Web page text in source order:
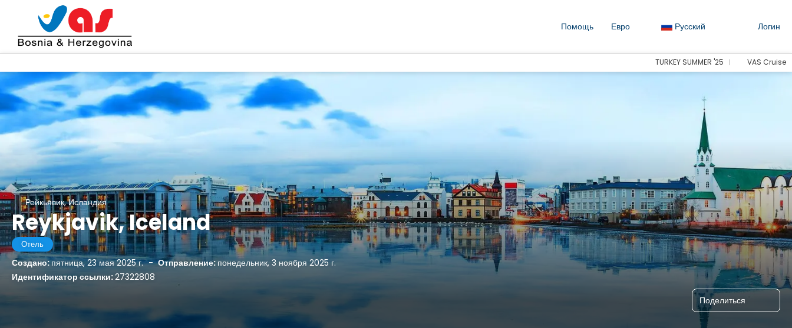
Помощь Евро Русский Логин
TURKEY SUMMER '25 VAS Cruise
Рейкьявик, Исландия
Reykjavik, Iceland
Отель
Создано:пятница, 23 мая 2025 г. - Отправление: понедельник, 3 ноября 2025 г.
Идентификатор ссылки:27322808
Поделиться